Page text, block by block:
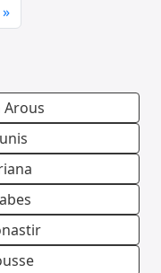
»Next
Arous